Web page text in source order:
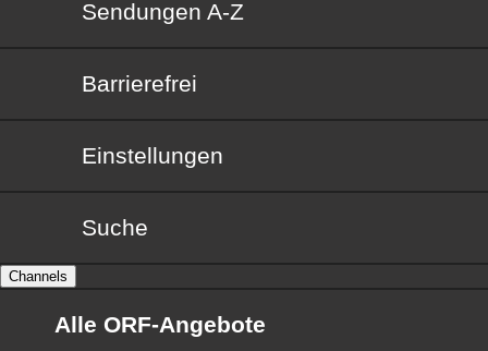
Sendungen von A bis Z
Sendungen A-Z
Barrierefrei
Barrierefrei
Einstellungen
Suche
Channels
Alle ORF-Angebote